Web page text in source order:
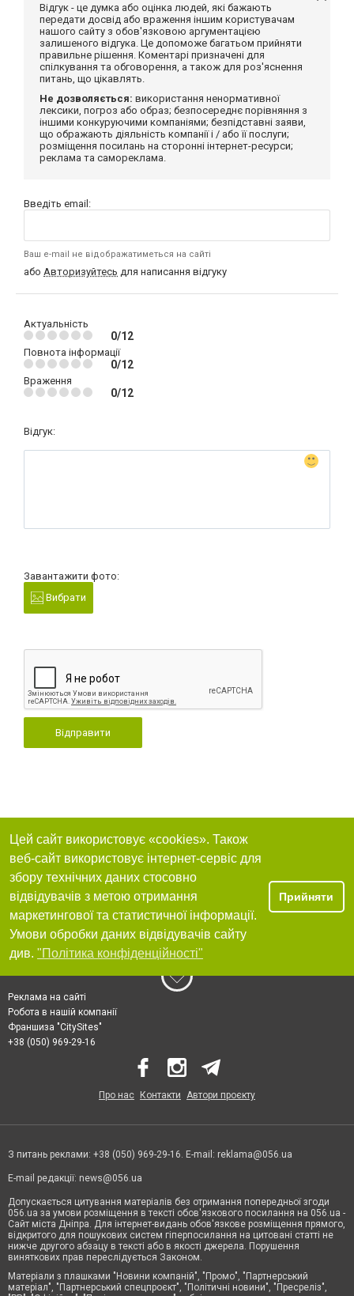
Відгук - це думка або оцінка людей, які бажають
передати досвід або враження іншим користувачам
нашого сайту з обов'язковою аргументацією
залишеного відгука. Це допоможе багатьом прийняти
правильне рішення. Коментарі призначені для
спілкування та обговорення, а також для роз'яснення
питань, що цікавлять.
Не дозволяється: використання ненормативної
лексики, погроз або образ; безпосереднє порівняння з
іншими конкуруючими компаніями; безпідставні заяви,
що ображають діяльність компанії і / або її послуги;
розміщення посилань на сторонні інтернет-ресурси;
реклама та самореклама.
Введіть email:
Ваш e-mail не відображатиметься на сайті
або Авторизуйтесь для написання відгуку
Актуальність
0/12
Повнота інформації
0/12
Враження
0/12
Відгук:
Завантажити фото:
Вибрати
Відправити
Цей сайт використовує «cookies». Також
веб-сайт використовує інтернет-сервіс для
збору технічних даних стосовно
відвідувачів з метою отримання
маркетингової та статистичної інформації.
Умови обробки даних відвідувачів сайту
див. "Політика конфіденційності"
Прийняти
Реклама на сайті
Робота в нашій компанії
Франшиза "CitySites"
+38 (050) 969-29-16
Про нас Контакти Автори проєкту
З питань реклами: +38 (050) 969-29-16. E-mail: reklama@056.ua
E-mail редакції: news@056.ua
Допускається цитування матеріалів без отримання попередньої згоди
056.ua за умови розміщення в тексті обов'язкового посилання на 056.ua -
Сайт міста Дніпра. Для інтернет-видань обов'язкове розміщення прямого,
відкритого для пошукових систем гіперпосилання на цитовані статті не
нижче другого абзацу в тексті або в якості джерела. Порушення
виняткових прав переслідується Законом.
Матеріали з плашками "Новини компаній", "Промо", "Партнерський
матеріал", "Партнерський спецпроєкт", "Політичні новини", "Пресреліз",